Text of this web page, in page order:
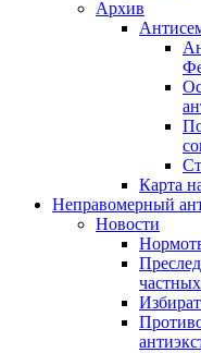
Архив
Карта
Неправомерный
Новости